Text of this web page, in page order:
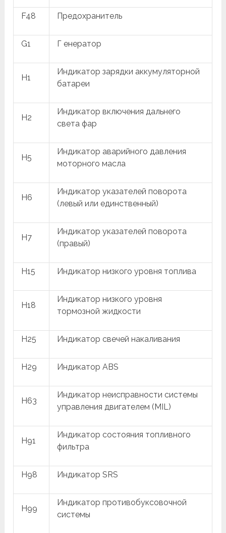
F48 Предохранитель
G1 Г енератор
H1
Индикатор зарядки аккумуляторной
батареи
H2
Индикатор включения дальнего
света фар
H5
Индикатор аварийного давления
моторного масла
H6
Индикатор указателей поворота
(левый или единственный)
H7
Индикатор указателей поворота
(правый)
H15 Индикатор низкого уровня топлива
H18
Индикатор низкого уровня
тормозной жидкости
H25 Индикатор свечей накаливания
H29 Индикатор ABS
H63
Индикатор неисправности системы
управления двигателем (MIL)
H91
Индикатор состояния топливного
фильтра
H98 Индикатор SRS
H99
Индикатор противобуксовочной
системы